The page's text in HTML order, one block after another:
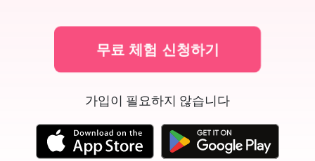
무료 체험 신청하기
가입이 필요하지 않습니다